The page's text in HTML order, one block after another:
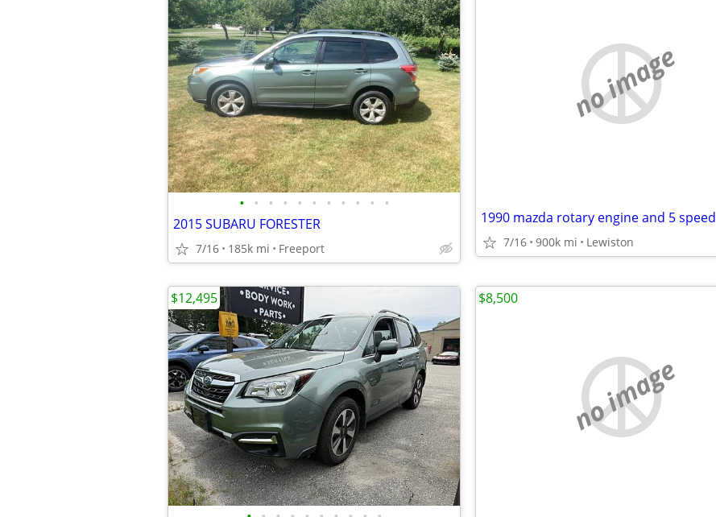
• • • • • • • • • • •
2015 SUBARU FORESTER
7/16 185k mi Freeport
no image
1990 mazda rotary engine and 5 speed
7/16 900k mi Lewiston
$12,495
no image
$8,500